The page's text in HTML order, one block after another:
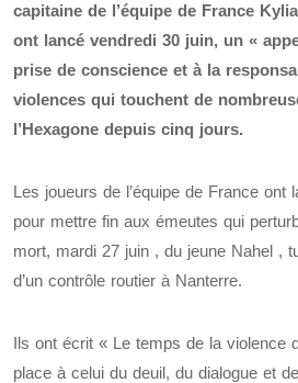
capitaine de l’équipe de France
ont lancé vendredi 30 juin, un «
prise de conscience et à la
violences qui touchent de
l’Hexagone depuis cinq jours.
Les joueurs de l’équipe de France ont
pour mettre fin aux émeutes qui
mort, mardi 27 juin , du jeune Nahel ,
d’un contrôle routier à Nanterre.
Ils ont écrit « Le temps de la violence
place à celui du deuil, du dialogue et